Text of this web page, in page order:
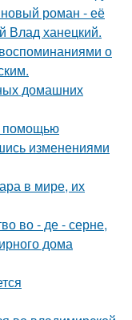
роман - её
Влад ханецкий.
о
домашних
помощью
изменениями
в мире, их
во - де - серне,
дома